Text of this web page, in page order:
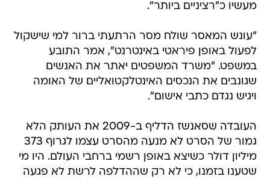
מעשיו כ"רציניים ביותר".
"עונש המאסר שולח מסר הרתעתי ברור למי שישקול
לפעול באופן פיראטי באינטרנט", אמר התובע
במשפט. "משרד המשפטים יאתר את האנשים
שגונבים את הנכסים האינטלקטואליים של האומה
ויגיש נגדם כתבי אישום".
העובדה שסאנשז הדליף ב-2009 את העותק הלא
גמור של הסרט לא מנעה מהסרט עצמו לגרוף 373
מיליון דולר כשיצא באופן רשמי ברחבי העולם. היו מי
שטענו בזמנו, כי לא רק שההדלפה לרשת לא פגעה